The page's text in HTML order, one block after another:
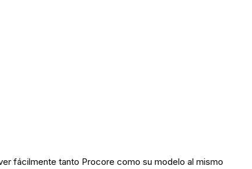
fácilmente tanto Procore como su modelo al mismo